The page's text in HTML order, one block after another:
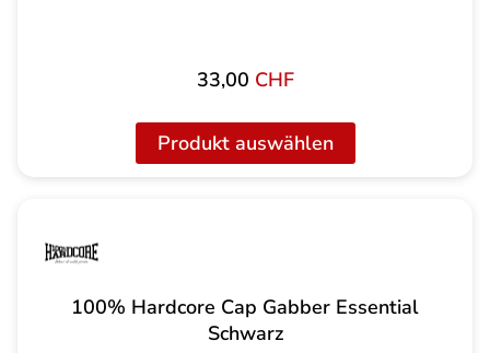
33,00 CHF
Produkt auswählen
100% Hardcore Cap Gabber Essential
Schwarz